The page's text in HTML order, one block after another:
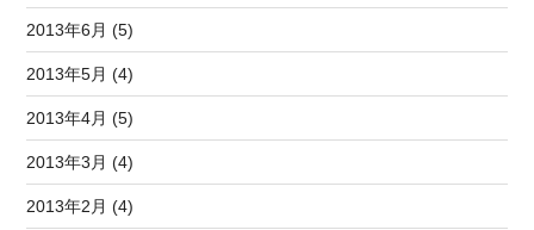
2013年6月 (5)
2013年5月 (4)
2013年4月 (5)
2013年3月 (4)
2013年2月 (4)